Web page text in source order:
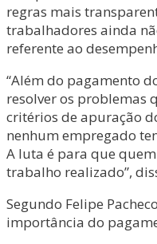
regras mais
trabalhadores ainda
referente ao
“Além do pagamento
resolver os problemas
critérios de apuração
nenhum empregado
A luta é para que
trabalho realizado”,
Segundo Felipe
importância do